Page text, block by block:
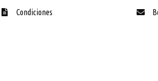
Condiciones